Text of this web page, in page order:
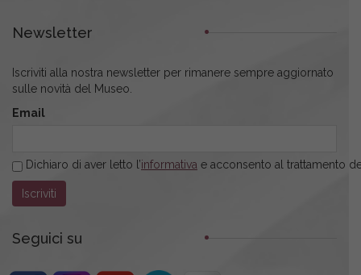
Newsletter
Iscriviti alla nostra newsletter per rimanere sempre aggiornato
sulle novità del Museo.
Email
Dichiaro di aver letto l’informativa e acconsento al trattamento
Seguici su